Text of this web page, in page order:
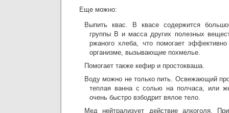
Еще можно:
Выпить квас. В квасе содержится
группы В и масса других полезных
ржаного хлеба, что помогает
организме, вызывающие похмелье.
Помогает также кефир и простокваша.
Воду можно не только пить. Освежающий
теплая ванна с солью на полчаса, или
очень быстро взбодрит вялое тело.
Мед нейтрализует действие алкоголя.